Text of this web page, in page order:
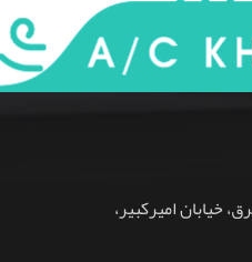
خیابان امیرکبیر،